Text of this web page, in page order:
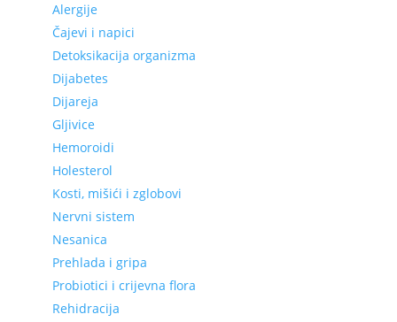
Alergije
Čajevi i napici
Detoksikacija organizma
Dijabetes
Dijareja
Gljivice
Hemoroidi
Holesterol
Kosti, mišići i zglobovi
Nervni sistem
Nesanica
Prehlada i gripa
Probiotici i crijevna flora
Rehidracija